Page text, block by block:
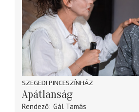
SZEGEDI PINCESZÍNHÁZ
Apátlanság
Rendező Gál Tamás